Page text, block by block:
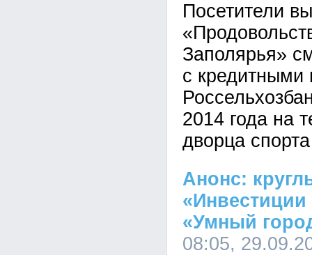
Посетители
Заполярья»
с кредитными
2014 года на
дворца
Анонс:
«Умный
08:05,